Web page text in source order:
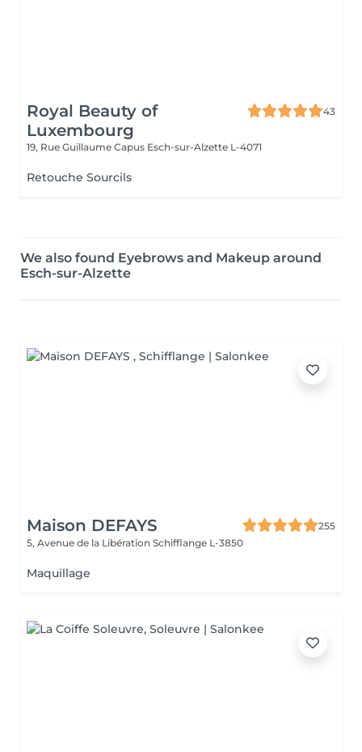
Royal Beauty of
Luxembourg
43
19, Rue Guillaume Capus Esch-sur-Alzette L-4071
Retouche Sourcils
We also found Eyebrows and Makeup around
Esch-sur-Alzette
Maison DEFAYS
255
5, Avenue de la Libération Schifflange L-3850
Maquillage